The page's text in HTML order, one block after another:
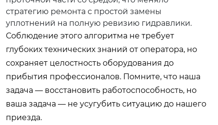
стратегию ремонта с простой замены
уплотнений на полную ревизию гидравлики.
Соблюдение этого алгоритма не требует
глубоких технических знаний от оператора, но
сохраняет целостность оборудования до
прибытия профессионалов. Помните, что наша
задача — восстановить работоспособность, но
ваша задача — не усугубить ситуацию до нашего
приезда.